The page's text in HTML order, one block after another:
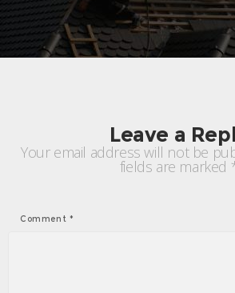
Leave a
Your email address will not be
fields are marked
Comment *